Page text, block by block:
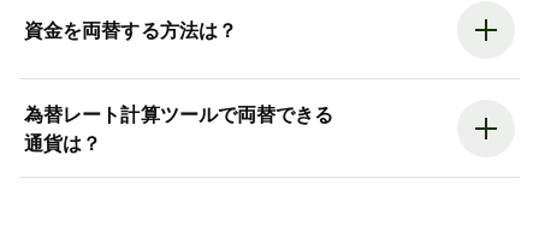
資金を両替する方法は？
為替レート計算ツールで両替できる
通貨は？